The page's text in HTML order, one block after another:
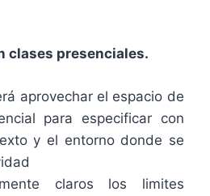
clases presenciales.
aprovechar el espacio de
para especificar con
y el entorno donde se
claros los limites